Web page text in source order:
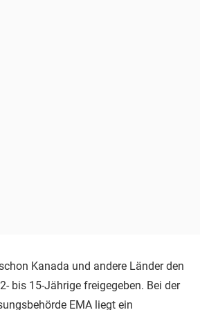
Kanada und andere Länder den
bis 15-Jährige freigegeben. Bei der
EMA liegt ein